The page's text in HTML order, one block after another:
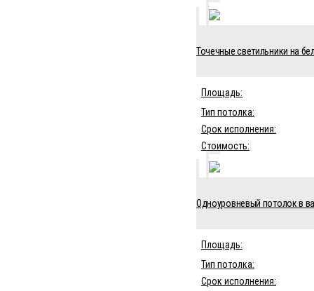
Точечные светильники на
Площадь:
Тип потолка:
Срок исполнения:
Стоимость:
Одноуровневый потолок в
Площадь:
Тип потолка:
Срок исполнения: